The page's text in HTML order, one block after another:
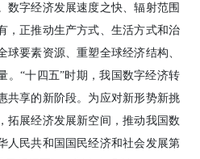
数字经济发展速度之快、辐射范围
，正推动生产方式、生活方式和治
要素资源、重塑全球经济结构、
。“十四五”时期，我国数字经济转
共享的新阶段。为应对新形势新挑
拓展经济发展新空间，推动我国数
人民共和国国民经济和社会发展第